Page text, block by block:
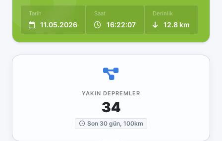
Tarih
11.05.2026
Saat
16:22:07
Derinlik
12.8 km
YAKIN DEPREMLER
34
Son 30 gün, 100km